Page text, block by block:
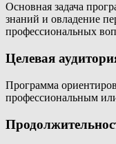
Основная задача
знаний и овладение
профессиональных
Целевая
Программа
профессиональным